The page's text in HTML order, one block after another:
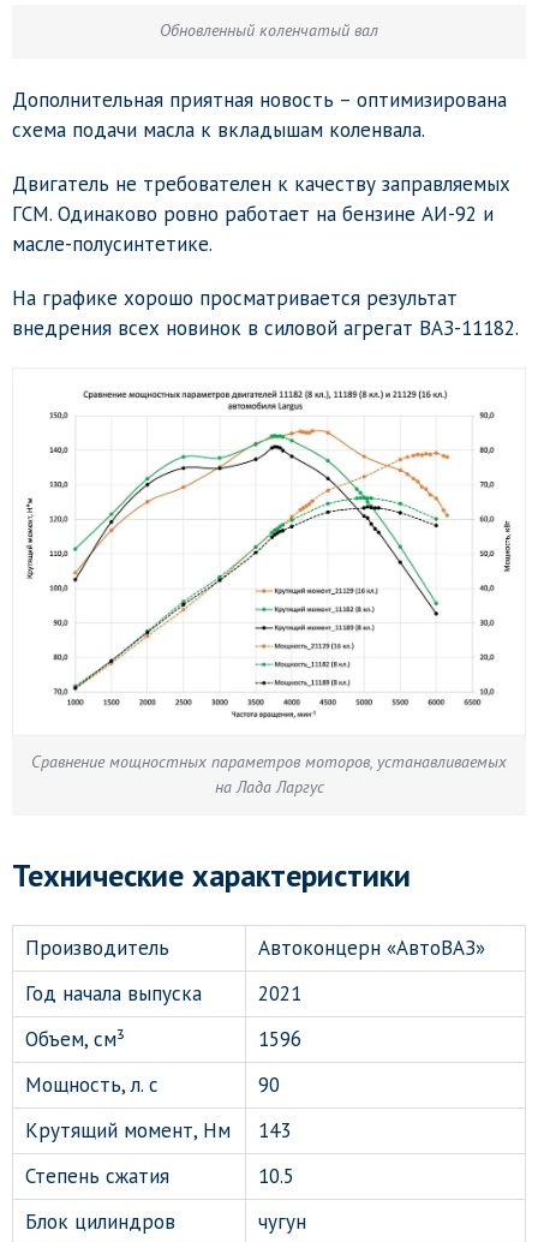
Обновленный коленчатый вал
Дополнительная приятная новость – оптимизирована
схема подачи масла к вкладышам коленвала.
Двигатель не требователен к качеству заправляемых
ГСМ. Одинаково ровно работает на бензине АИ-92 и
масле-полусинтетике.
На графике хорошо просматривается результат
внедрения всех новинок в силовой агрегат ВАЗ-11182.
Сравнение мощностных параметров моторов, устанавливаемых
на Лада Ларгус
Технические характеристики
Производитель
Автоконцерн «АвтоВАЗ»
Год начала выпуска
2021
Объем, см³
1596
Мощность, л. с
90
Крутящий момент, Нм
143
Степень сжатия
10.5
Блок цилиндров
чугун